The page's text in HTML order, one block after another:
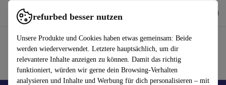
refurbed besser nutzen
Unsere Produkte und Cookies haben etwas gemeinsam: Beide
werden wiederverwendet. Letztere hauptsächlich, um dir
relevantere Inhalte anzeigen zu können. Damit das richtig
funktioniert, würden wir gerne dein Browsing-Verhalten
analysieren und Inhalte und Werbung für dich personalisieren – mit
refurbed schnell und einfach nutzen